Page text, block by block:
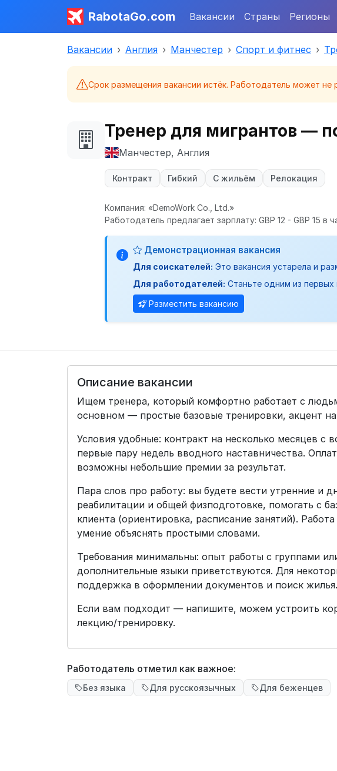
RabotaGo.com Вакансии Страны Регионы
Вакансии Англия Манчестер Спорт и фитнес
Срок размещения вакансии истёк. Работодатель может не
Тренер для мигрантов —
Манчестер, Англия
Контракт Гибкий С жильём Релокация
Компания: «DemoWork Co., Ltd.»
Работодатель предлагает зарплату: GBP 12 - GBP 15 в
Демонстрационная вакансия
Для соискателей: Это вакансия устарела и
Для работодателей: Станьте одним из
Разместить вакансию
Описание вакансии
Ищем тренера, который комфортно работает с
основном — простые базовые тренировки, акцент
Условия удобные: контракт на несколько месяцев с
первые пару недель вводного наставничества.
возможны небольшие премии за результат.
Пара слов про работу: вы будете вести утренние и
реабилитации и общей физподготовке, помогать с
клиента (ориентировка, расписание занятий).
умение объяснять простыми словами.
Требования минимальны: опыт работы с группами
дополнительные языки приветствуются. Для
поддержка в оформлении документов и поиск жилья.
Если вам подходит — напишите, можем устроить
лекцию/тренировку.
Работодатель отметил как важное:
Без языка Для русскоязычных Для беженцев